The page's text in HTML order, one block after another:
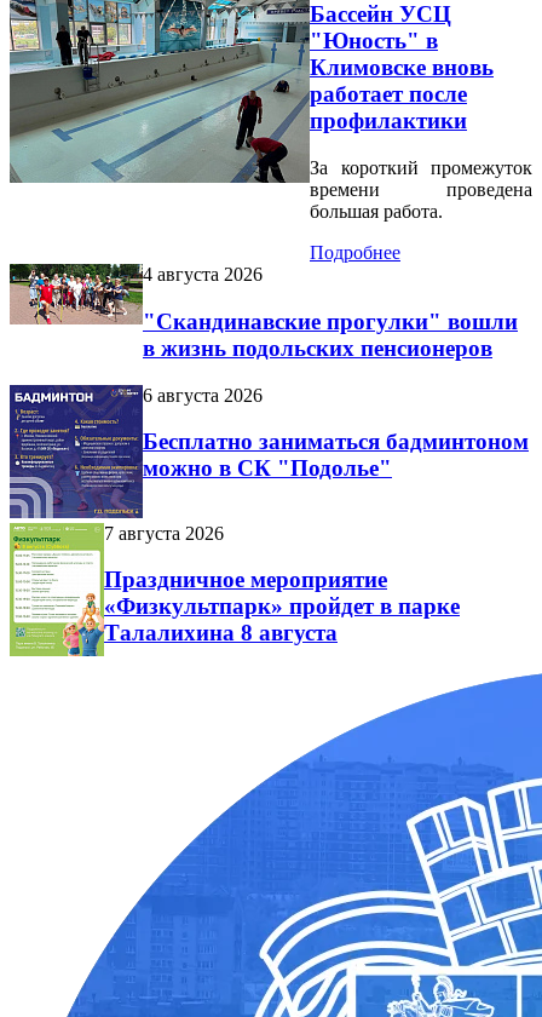
Бассейн УСЦ
"Юность" в
Климовске вновь
работает после
профилактики
За короткий промежуток
времени проведена
большая работа.
Подробнее
4 августа 2026
"Скандинавские прогулки" вошли
в жизнь подольских пенсионеров
6 августа 2026
Бесплатно заниматься бадминтоном
можно в СК "Подолье"
7 августа 2026
Праздничное мероприятие
«Физкультпарк» пройдет в парке
Талалихина 8 августа